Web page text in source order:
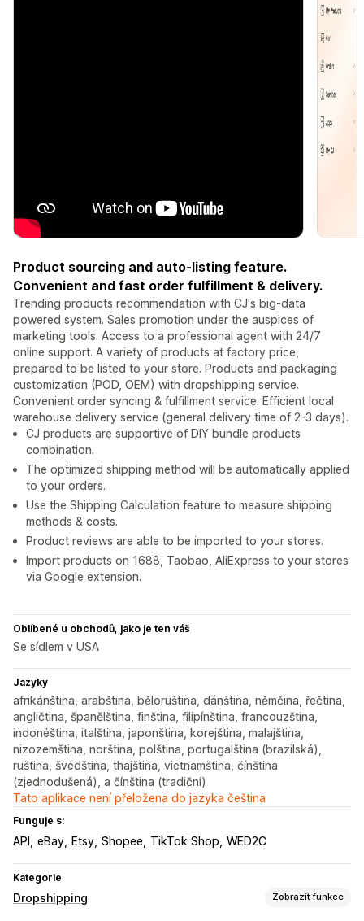
Product sourcing and auto-listing feature.
Convenient and fast order fulfillment & delivery.
Trending products recommendation with CJ's big-data
powered system. Sales promotion under the auspices of
marketing tools. Access to a professional agent with 24/7
online support. A variety of products at factory price,
prepared to be listed to your store. Products and packaging
customization (POD, OEM) with dropshipping service.
Convenient order syncing & fulfillment service. Efficient local
warehouse delivery service (general delivery time of 2-3 days).
CJ products are supportive of DIY bundle products
combination.
The optimized shipping method will be automatically applied
to your orders.
Use the Shipping Calculation feature to measure shipping
methods & costs.
Product reviews are able to be imported to your stores.
Import products on 1688, Taobao, AliExpress to your stores
via Google extension.
Oblíbené u obchodů, jako je ten váš
Se sídlem v USA
Jazyky
afrikánština, arabština, běloruština, dánština, němčina, řečtina,
angličtina, španělština, finština, filipínština, francouzština,
indonéština, italština, japonština, korejština, malajština,
nizozemština, norština, polština, portugalština (brazilská),
ruština, švédština, thajština, vietnamština, čínština
(zjednodušená), a čínština (tradiční)
Tato aplikace není přeložena do jazyka čeština
Funguje s:
API eBay Etsy Shopee TikTok Shop WED2C
Kategorie
Dropshipping Zobrazit funkce